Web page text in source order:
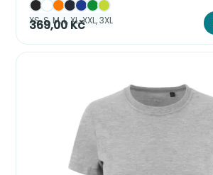
XS, S, M, L, XL, XXL, 3XL
369,00 Kč